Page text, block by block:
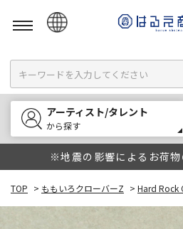
English
한국어
中文
アーティスト/タレント
から探す
※地震の影響によるお荷
TOP > ももいろクローバーZ > Hard Rock